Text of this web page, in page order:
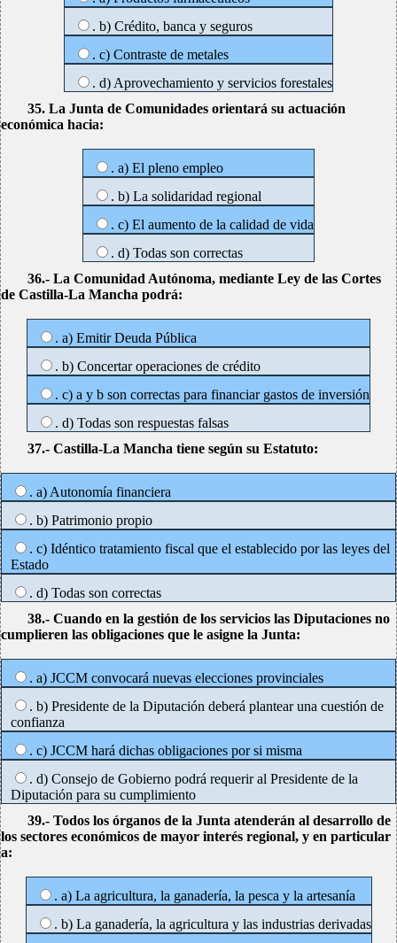
. b) Crédito, banca y seguros
. c) Contraste de metales
. d) Aprovechamiento y servicios forestales
35. La Junta de Comunidades orientará su actuación
económica hacia:
. a) El pleno empleo
. b) La solidaridad regional
. c) El aumento de la calidad de vida
. d) Todas son correctas
36.- La Comunidad Autónoma, mediante Ley de las Cortes
de Castilla-La Mancha podrá:
. a) Emitir Deuda Pública
. b) Concertar operaciones de crédito
. c) a y b son correctas para financiar gastos de inversión
. d) Todas son respuestas falsas
37.- Castilla-La Mancha tiene según su Estatuto:
. a) Autonomía financiera
. b) Patrimonio propio
. c) Idéntico tratamiento fiscal que el establecido por las leyes del
Estado
. d) Todas son correctas
38.- Cuando en la gestión de los servicios las Diputaciones no
cumplieren las obligaciones que le asigne la Junta:
. a) JCCM convocará nuevas elecciones provinciales
. b) Presidente de la Diputación deberá plantear una cuestión de
confianza
. c) JCCM hará dichas obligaciones por si misma
. d) Consejo de Gobierno podrá requerir al Presidente de la
Diputación para su cumplimiento
39.- Todos los órganos de la Junta atenderán al desarrollo de
los sectores económicos de mayor interés regional, y en particular
a:
. a) La agricultura, la ganadería, la pesca y la artesanía
. b) La ganadería, la agricultura y las industrias derivadas